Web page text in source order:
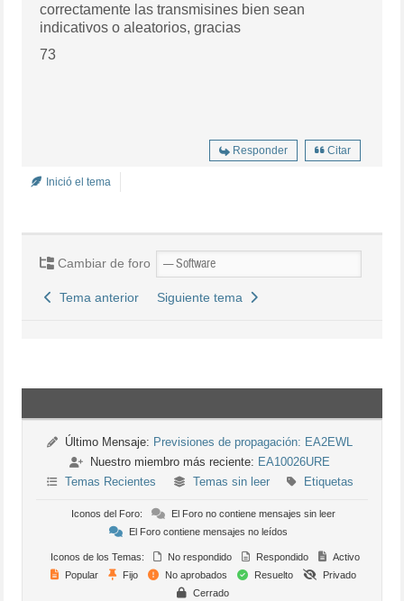
correctamente las transmisines bien sean
indicativos o aleatorios, gracias
73
Responder Citar
Inició el tema
Cambiar de foro
Tema anterior Siguiente tema
Último Mensaje: Previsiones de propagación: EA2EWL
Nuestro miembro más reciente: EA10026URE
Temas Recientes
Temas sin leer Etiquetas
Iconos del Foro:
El Foro no contiene mensajes sin leer
El Foro contiene mensajes no leídos
Iconos de los Temas: No respondido Respondido
Activo
Popular
Fijo No aprobados Resuelto
Privado
Cerrado